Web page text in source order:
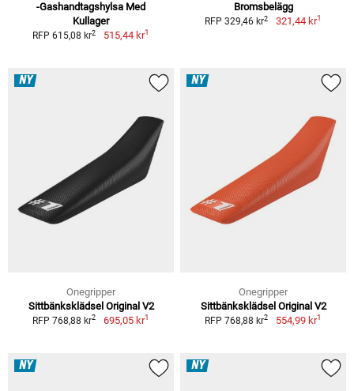
-Gashandtagshylsa Med
Kullager
RFP 615,08 kr2 515,44 kr1
Bromsbelägg
RFP 329,46 kr2 321,44 kr1
NY
Onegripper
Sittbänksklädsel Original V2
RFP 768,88 kr2 695,05 kr1
NY
Onegripper
Sittbänksklädsel Original V2
RFP 768,88 kr2 554,99 kr1
NY NY